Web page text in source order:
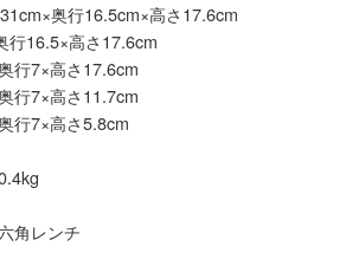
奥行16.5cm×高さ17.6cm
行16.5×高さ17.6cm
行7×高さ17.6cm
行7×高さ11.7cm
行7×高さ5.8cm
角レンチ